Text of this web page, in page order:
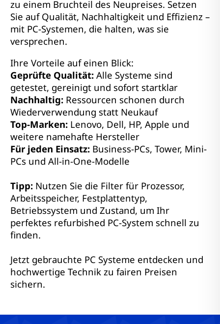
zu einem Bruchteil des Neupreises. Setzen
Sie auf Qualität, Nachhaltigkeit und Effizienz –
mit PC-Systemen, die halten, was sie
versprechen.
Ihre Vorteile auf einen Blick:
Geprüfte Qualität: Alle Systeme sind
getestet, gereinigt und sofort startklar
Nachhaltig: Ressourcen schonen durch
Wiederverwendung statt Neukauf
Top-Marken: Lenovo, Dell, HP, Apple und
weitere namehafte Hersteller
Für jeden Einsatz: Business-PCs, Tower, Mini-
PCs und All-in-One-Modelle
Tipp: Nutzen Sie die Filter für Prozessor,
Arbeitsspeicher, Festplattentyp,
Betriebssystem und Zustand, um Ihr
perfektes refurbished PC-System schnell zu
finden.
Jetzt gebrauchte PC Systeme entdecken und
hochwertige Technik zu fairen Preisen
sichern.